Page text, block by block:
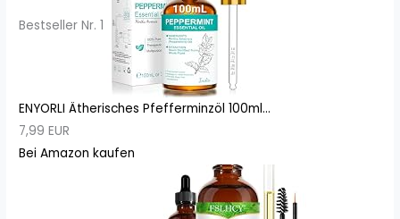
Bestseller Nr. 1
ENYORLI Ätherisches Pfefferminzöl 100ml...
7,99 EUR
Bei Amazon kaufen